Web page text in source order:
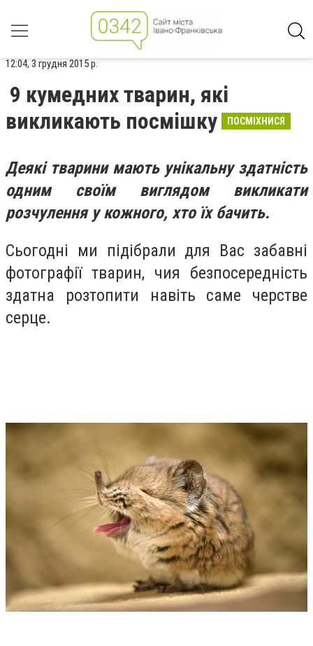
12:04, 3 грудня 2015 р.
9 кумедних тварин, які
викликають посмішку
ПОСМІХНИСЯ
Деякі тварини мають унікальну здатність
одним своїм виглядом викликати
розчулення у кожного, хто їх бачить.
Сьогодні ми підібрали для Вас забавні
фотографії тварин, чия безпосередність
здатна розтопити навіть саме черстве
серце.